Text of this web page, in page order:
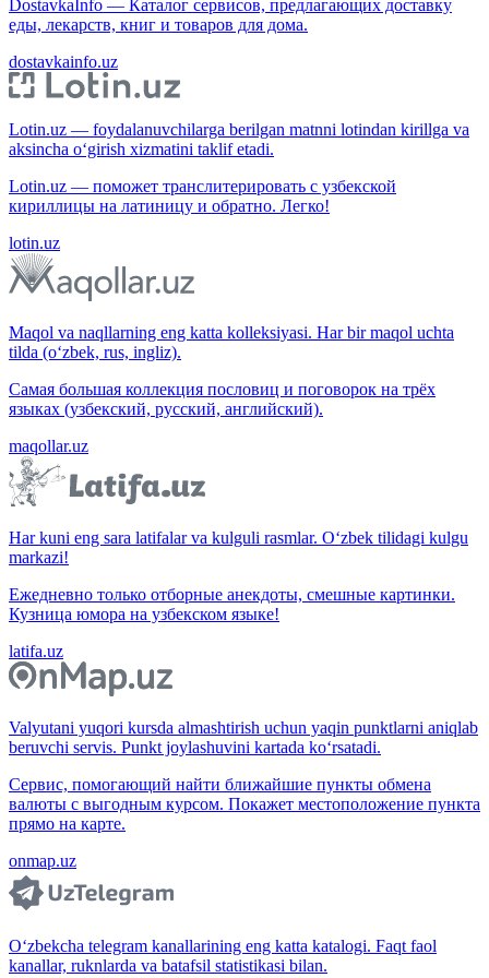
DostavkaInfo — Каталог сервисов, предлагающих доставку
еды, лекарств, книг и товаров для дома.
dostavkainfo.uz
Lotin.uz — foydalanuvchilarga berilgan matnni lotindan kirillga va
aksincha o‘girish xizmatini taklif etadi.
Lotin.uz — поможет транслитерировать с узбекской
кириллицы на латиницу и обратно. Легко!
lotin.uz
Maqol va naqllarning eng katta kolleksiyasi. Har bir maqol uchta
tilda (o‘zbek, rus, ingliz).
Самая большая коллекция пословиц и поговорок на трёх
языках (узбекский, русский, английский).
maqollar.uz
Har kuni eng sara latifalar va kulguli rasmlar. O‘zbek tilidagi kulgu
markazi!
Ежедневно только отборные анекдоты, смешные картинки.
Кузница юмора на узбекском языке!
latifa.uz
Valyutani yuqori kursda almashtirish uchun yaqin punktlarni aniqlab
beruvchi servis. Punkt joylashuvini kartada ko‘rsatadi.
Сервис, помогающий найти ближайшие пункты обмена
валюты с выгодным курсом. Покажет местоположение пункта
прямо на карте.
onmap.uz
O‘zbekcha telegram kanallarining eng katta katalogi. Faqt faol
kanallar, ruknlarda va batafsil statistikasi bilan.